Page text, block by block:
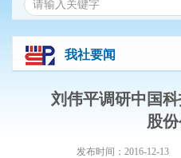
我社要闻
刘伟平调研中国
股份
发布时间：2016-12-13